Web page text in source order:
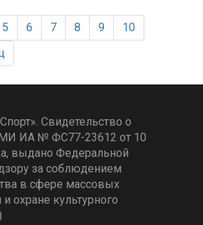
5 6 7 8 9
10
Свидетельство о
ИА № ФС77-23612 от 10
выдано Федеральной
за соблюдением
в сфере массовых
охране культурного